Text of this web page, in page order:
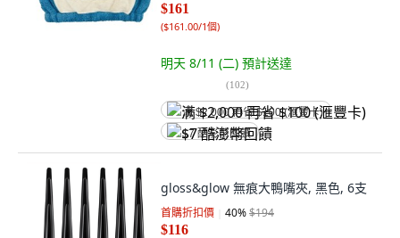
$161
($161.00/1個)
明天 8/11 (二) 預計送達
(102)
满 $2,000 再省 $100 (滙豐卡)
$7 酷澎幣回饋
gloss&glow 無痕大鴨嘴夾, 黑色, 6支
首購折扣價 40%$194
$116